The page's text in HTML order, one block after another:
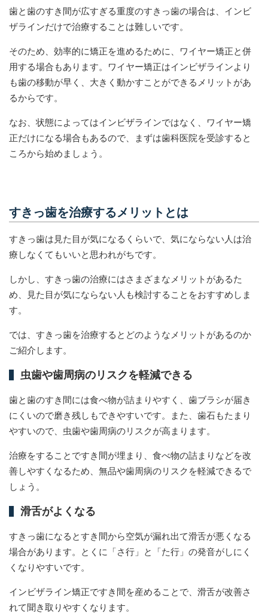
歯と歯のすき間が広すぎる重度のすきっ歯の場合は、インビ
ザラインだけで治療することは難しいです。
そのため、効率的に矯正を進めるために、ワイヤー矯正と併
用する場合もあります。ワイヤー矯正はインビザラインより
も歯の移動が早く、大きく動かすことができるメリットがあ
るからです。
なお、状態によってはインビザラインではなく、ワイヤー矯
正だけになる場合もあるので、まずは歯科医院を受診すると
ころから始めましょう。
すきっ歯を治療するメリットとは
すきっ歯は見た目が気になるくらいで、気にならない人は治
療しなくてもいいと思われがちです。
しかし、すきっ歯の治療にはさまざまなメリットがあるた
め、見た目が気にならない人も検討することをおすすめしま
す。
では、すきっ歯を治療するとどのようなメリットがあるのか
ご紹介します。
虫歯や歯周病のリスクを軽減できる
歯と歯のすき間には食べ物が詰まりやすく、歯ブラシが届き
にくいので磨き残しもできやすいです。また、歯石もたまり
やすいので、虫歯や歯周病のリスクが高まります。
治療をすることですき間が埋まり、食べ物の詰まりなどを改
善しやすくなるため、無品や歯周病のリスクを軽減できるで
しょう。
滑舌がよくなる
すきっ歯になるとすき間から空気が漏れ出て滑舌が悪くなる
場合があります。とくに「さ行」と「た行」の発音がしにく
くなりやすいです。
インビザライン矯正ですき間を産めることで、滑舌が改善さ
れて聞き取りやすくなります。